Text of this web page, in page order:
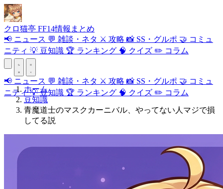
クロ猫亭 FF14情報まとめ
📢 ニュース 💬 雑談・ネタ ⚔️ 攻略 📸 SS・グルポ 🤝 コミュ
ニティ 💡 豆知識 🏆 ランキング 🧠 クイズ ✏️ コラム
📢 ニュース 💬 雑談・ネタ ⚔️ 攻略 📸 SS・グルポ 🤝 コミュ
ニティ💡豆知識 🏆 ランキング 🧠 クイズ ✏️ コラム
ホーム
豆知識
青魔道士のマスクカーニバル、やってない人マジで損
してる説